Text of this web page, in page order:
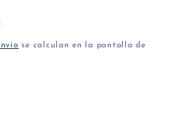
se calculan en la pantalla de